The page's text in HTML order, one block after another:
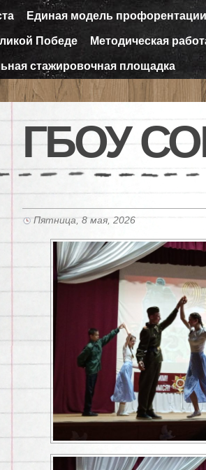
Единая модель профорентации
Победе Методическая
стажировочная площадка
ГБОУ
Пятница, 8 мая, 2026